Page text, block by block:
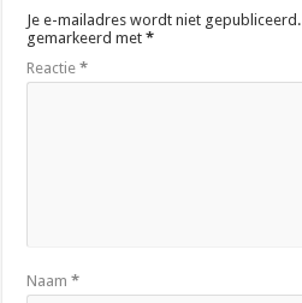
Je e-mailadres wordt niet gepubliceerd.
gemarkeerd met*
Reactie*
Naam*